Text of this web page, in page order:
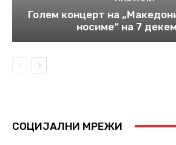
Голем концерт на
носиме“ на 7
СОЦИЈАЛНИ МРЕЖИ